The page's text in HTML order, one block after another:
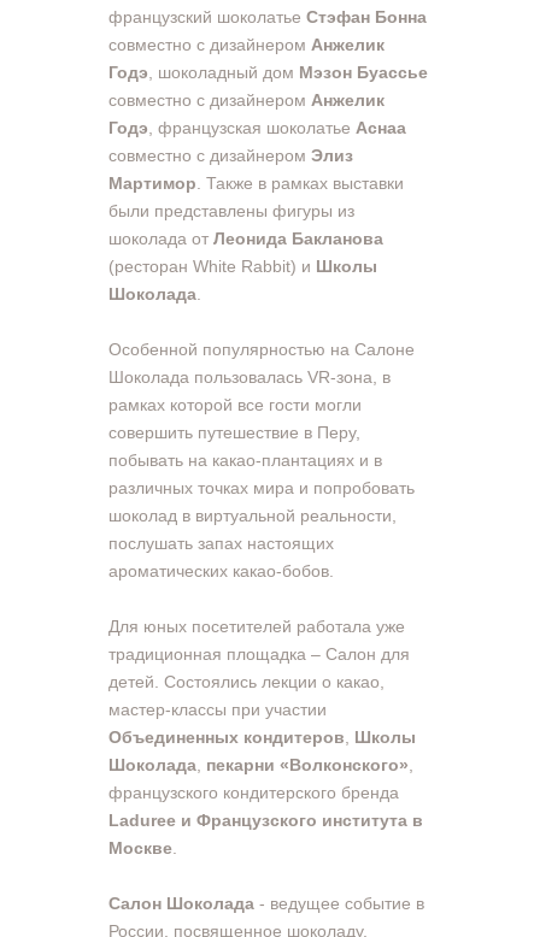
французский шоколатье Стэфан Бонна
совместно с дизайнером Анжелик
Годэ , шоколадный дом Мэзон Буассье
совместно с дизайнером Анжелик
Годэ , французская шоколатье Аснаа
совместно с дизайнером Элиз
Мартимор . Также в рамках выставки
были представлены фигуры из
шоколада от Леонида Бакланова
(ресторан White Rabbit) и Школы
Шоколада
Особенной популярностью на Салоне
Шоколада пользовалась VR-зона, в
рамках которой все гости могли
совершить путешествие в Перу,
побывать на какао-плантациях и в
различных точках мира и попробовать
шоколад в виртуальной реальности,
послушать запах настоящих
ароматических какао-бобов.
Для юных посетителей работала уже
традиционная площадка – Салон для
детей. Состоялись лекции о какао,
мастер-классы при участии
Объединенных кондитеров
Школы
Шоколада пекарни «Волконского»
французского кондитерского бренда
Laduree и Французского института в
Москве
Салон Шоколада - ведущее событие в
России, посвященное шоколаду,